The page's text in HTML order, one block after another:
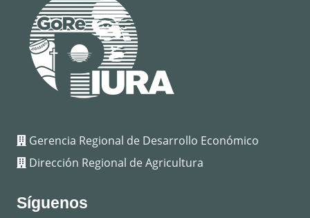
Gerencia Regional de Desarrollo Económico
Dirección Regional de Agricultura
Síguenos